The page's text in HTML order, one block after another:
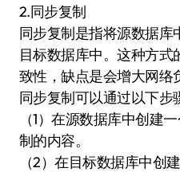
2.同步复制
同步复制是指将源数据库
目标数据库中。这种方
致性，缺点是会增大网络
同步复制可以通过以下步
（1）在源数据库中创建
制的内容。
（2）在目标数据库中创